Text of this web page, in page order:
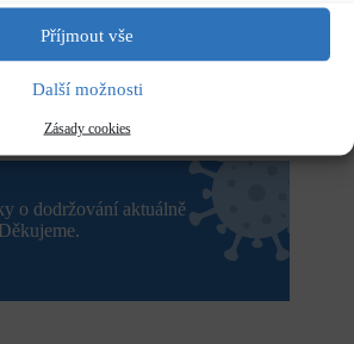
Příjmout vše
Další možnosti
Zásady cookies
o dodržování aktuálně